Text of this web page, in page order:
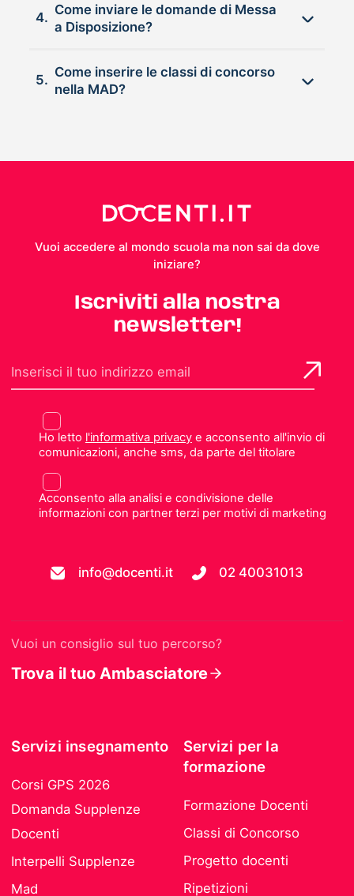
4.
Come inviare le domande di Messa
a Disposizione?
5.
Come inserire le classi di concorso
nella MAD?
Vuoi accedere al mondo scuola ma non sai da dove
iniziare?
Iscriviti alla nostra
newsletter!
Ho letto l'informativa privacye acconsento all'invio di
comunicazioni, anche sms, da parte del titolare
Acconsento alla analisi e condivisione delle
informazioni con partner terzi per motivi di marketing
info@docenti.it 02 40031013
Vuoi un consiglio sul tuo percorso?
Trova il tuo Ambasciatore
Servizi insegnamento
Corsi GPS 2026
Domanda Supplenze
Docenti
Interpelli Supplenze
Mad
Servizi per la
formazione
Formazione Docenti
Classi di Concorso
Progetto docenti
Ripetizioni